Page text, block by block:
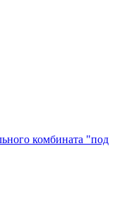
комбината "под